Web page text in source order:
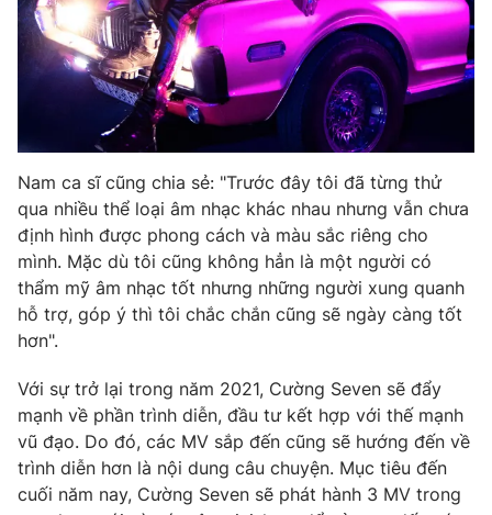
Liên hệ tòa soạn English
THỜI BÁO VTV
Theo dõi báo trên
Cơ quan chủ quản:Đài Truyền hình Việt Nam
Cơ quan báo chí:
cấp ngày 29/12/2023
Tổng Biên tập:Vũ Thanh Thủy
Phó Tổng Biên tập:Nguyễn Thị Mỹ Hạnh, Phạm Quốc Thắng,
Nguyễn Trọng Ninh
Tổng đài VTV:024.38 355 931 - 024.38 355 932
Nam ca sĩ cũng chia sẻ: "Trước đây tôi đã từng thử
qua nhiều thể loại âm nhạc khác nhau nhưng vẫn chưa
định hình được phong cách và màu sắc riêng cho
mình. Mặc dù tôi cũng không hẳn là một người có
thẩm mỹ âm nhạc tốt nhưng những người xung quanh
hỗ trợ, góp ý thì tôi chắc chắn cũng sẽ ngày càng tốt
hơn".
Với sự trở lại trong năm 2021, Cường Seven sẽ đẩy
mạnh về phần trình diễn, đầu tư kết hợp với thế mạnh
vũ đạo. Do đó, các MV sắp đến cũng sẽ hướng đến về
trình diễn hơn là nội dung câu chuyện. Mục tiêu đến
cuối năm nay, Cường Seven sẽ phát hành 3 MV trong